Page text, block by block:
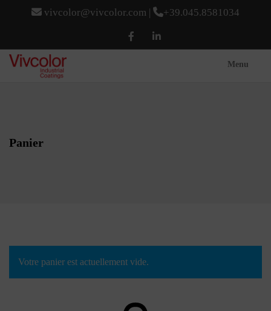
vivcolor@vivcolor.com | +39.045.8581034
Menu
Panier
Votre panier est actuellement vide.